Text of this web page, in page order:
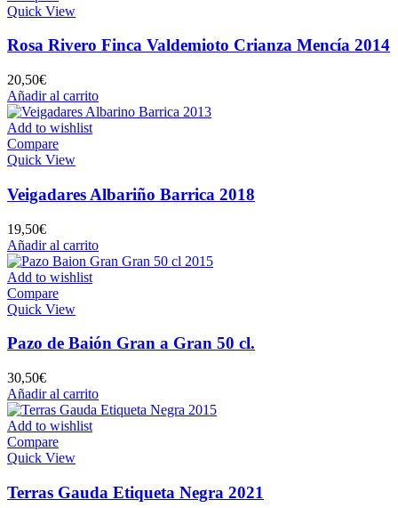
Quick View
Rosa Rivero Finca Valdemioto Crianza Mencía 2014
20,50€
Añadir al carrito
Add to wishlist
Compare
Quick View
Veigadares Albariño Barrica 2018
19,50€
Añadir al carrito
Add to wishlist
Compare
Quick View
Pazo de Baión Gran a Gran 50 cl.
30,50€
Añadir al carrito
Add to wishlist
Compare
Quick View
Terras Gauda Etiqueta Negra 2021